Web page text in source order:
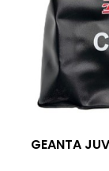
GEANTA